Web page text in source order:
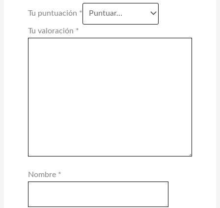
Tu puntuación *
Tu valoración *
Nombre *